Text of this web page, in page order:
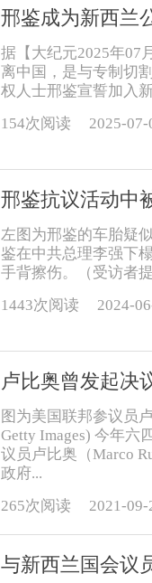
邢鉴成为新西兰
据【大纪元2025年07
离中国，是与专制切
权人士邢鉴宣誓加入
154次阅读
2025-
邢鉴抗议活动中
左图为邢鉴的车胎疑
鉴在中共总理李强下
手背擦伤。（受访者
1443次阅读
2024-
卢比奥曾发起决
图为美国联邦参议员
Getty Images) 今年六
议员卢比奥（Marco
政府...
265次阅读
2021-
与新西兰国会议